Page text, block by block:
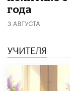
года
3 АВГУСТА
УЧИТЕЛЯ